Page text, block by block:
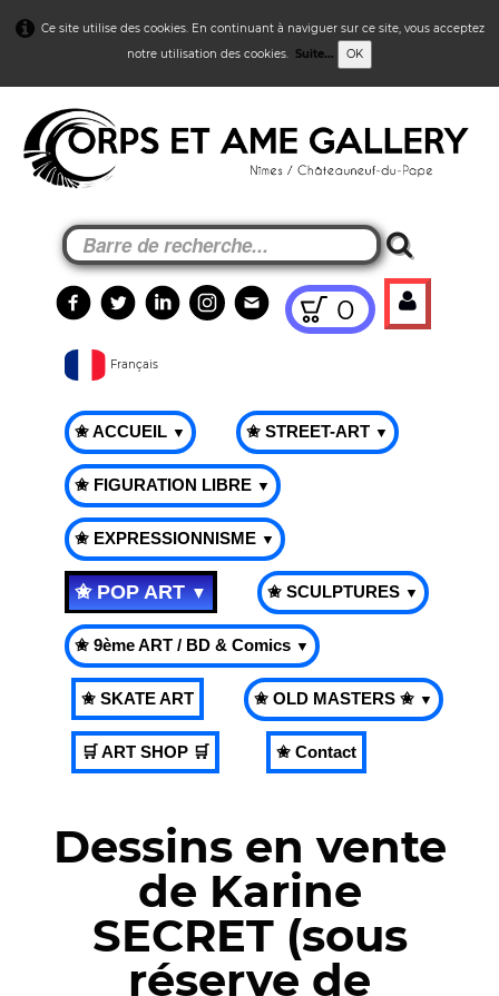
Ce site utilise des cookies. En continuant à naviguer sur ce site, vous acceptez
notre utilisation des cookies. Suite... OK
0
Français
✬ ACCUEIL ▼ ✬ STREET-ART ▼
✬ FIGURATION LIBRE ▼
✬ EXPRESSIONNISME ▼
✬ POP ART▼ ✬ SCULPTURES ▼
✬ 9ème ART / BD & Comics ▼
✬ SKATE ART ✬ OLD MASTERS ✬ ▼
🛒 ART SHOP 🛒 ✬ Contact
Dessins en vente
de Karine
SECRET (sous
réserve de